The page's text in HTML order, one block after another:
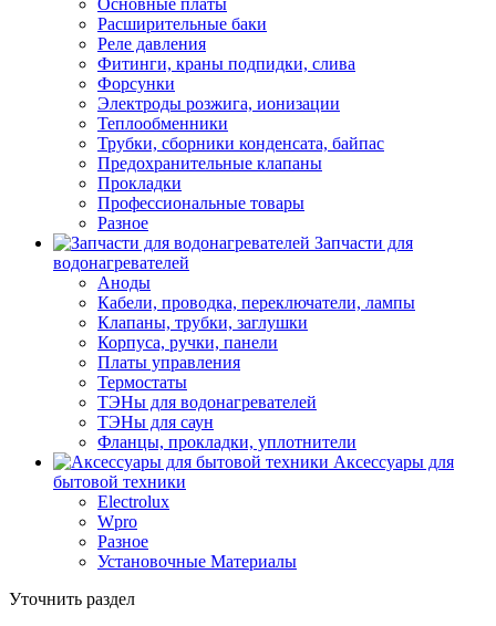
Основные платы
Расширительные баки
Реле давления
Фитинги, краны подпидки, слива
Форсунки
Электроды розжига, ионизации
Теплообменники
Трубки, сборники конденсата, байпас
Предохранительные клапаны
Прокладки
Профессиональные товары
Разное
Запчасти для
водонагревателей
Аноды
Кабели, проводка, переключатели, лампы
Клапаны, трубки, заглушки
Корпуса, ручки, панели
Платы управления
Термостаты
ТЭНы для водонагревателей
ТЭНы для саун
Фланцы, прокладки, уплотнители
Аксессуары для
бытовой техники
Electrolux
Wpro
Разное
Установочные Материалы
Уточнить раздел